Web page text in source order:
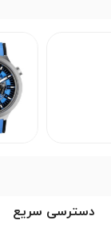
دسترسی سریع